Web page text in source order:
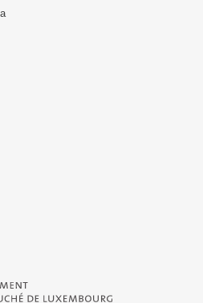
Duché de Luxembourg - Service